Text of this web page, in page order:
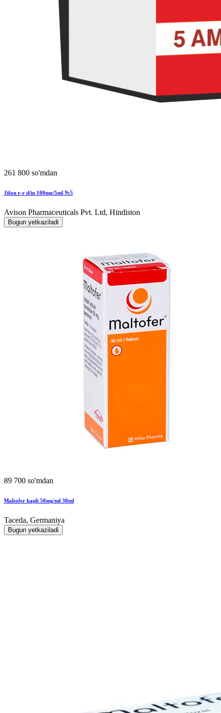
261 800 so'mdan
Jifon r-r d/in 100mg/5ml №5
Avison Pharmaceuticals Pvt. Ltd, Hindiston
Bugun yetkaziladi
89 700 so'mdan
Maltofer kapli 50mg/ml 30ml
Taceda, Germaniya
Bugun yetkaziladi